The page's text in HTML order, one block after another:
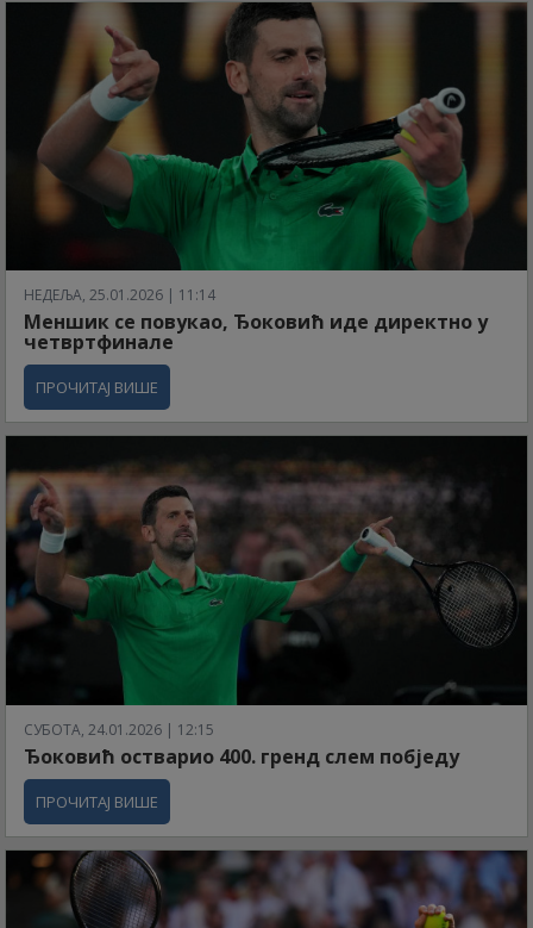
НЕДЕЉА, 25.01.2026 | 11:14
Меншик се повукао, Ђоковић иде директно у
четвртфинале
ПРОЧИТАЈ ВИШЕ
СУБОТА, 24.01.2026 | 12:15
Ђоковић остварио 400. гренд слем побједу
ПРОЧИТАЈ ВИШЕ